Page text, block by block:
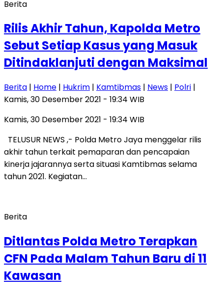
Berita
Rilis Akhir Tahun, Kapolda Metro
Sebut Setiap Kasus yang Masuk
Ditindaklanjuti dengan Maksimal
Berita | Home | Hukrim | Kamtibmas | News | Polri |
Kamis, 30 Desember 2021 - 19:34 WIB
Kamis, 30 Desember 2021 - 19:34 WIB
TELUSUR NEWS ,- Polda Metro Jaya menggelar rilis
akhir tahun terkait pemaparan dan pencapaian
kinerja jajarannya serta situasi Kamtibmas selama
tahun 2021. Kegiatan…
Berita
Ditlantas Polda Metro Terapkan
CFN Pada Malam Tahun Baru di 11
Kawasan